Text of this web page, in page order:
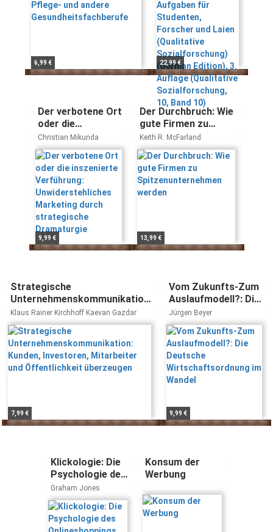
6,99 €
Sozialforschung)
(German Edition),
3. Auflage
(Qualitative
Sozialforschung,
10, Band 10)
22,99 €
Der verbotene Ort
oder die
inszenierte
Verführung:
Unwiderstehliches
Marketing durch
strategische
Dramaturgie
Christian Mikunda
9,99 €
Der Durchbruch: Wie
gute Firmen zu
Spitzenunternehmen
werden
Keith R. McFarland
13,99 €
Strategische
Unternehmenskommunikation:
Kunden, Investoren,
Mitarbeiter und Öffentlichkeit
überzeugen
Klaus Rainer Kirchhoff Kaevan Gazdar
7,99 €
Vom Zukunfts-Zum
Auslaufmodell?: Die
Deutsche
Wirtschaftsordnung
im Wandel
Jürgen Beyer
9,99 €
Klickologie: Die
Psychologie des
Onlineshoppings
Graham Jones
Konsum der
Werbung